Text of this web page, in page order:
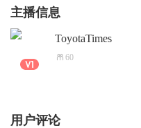
主播信息
ToyotaTimes
60
用户评论